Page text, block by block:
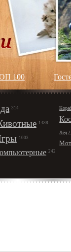
100
314
1488
1003
242
Лёд